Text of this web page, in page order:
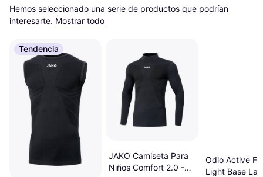
Hemos seleccionado una serie de productos que podrían
interesarte. Mostrar todo
Tendencia
JAKO Camiseta Para
Niños Comfort 2.0 -
Odlo Active F-
Light Base